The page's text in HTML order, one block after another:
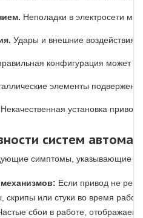
Неполадки в электросети
Удары и внешние воздействия
конфигурация может
элементы подвержены
Некачественная установка
систем
симптомы, указывающие
Если привод не
или стуки во время
сбои в работе,